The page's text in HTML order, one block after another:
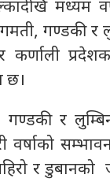
मध्यम
गण्डकी र
कर्णाली
छ।
गण्डकी र
वर्षाको
र